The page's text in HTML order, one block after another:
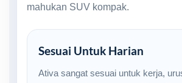
mahukan SUV kompak.
Sesuai Untuk Harian
Ativa sangat sesuai untuk kerja,